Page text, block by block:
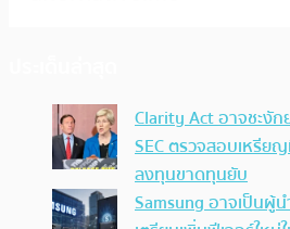
Clarity Act อาจชะงั
SEC ตรวจสอบเหรีย
ลงทุนขาดทุนยับ
Samsung อาจเป็นผู้